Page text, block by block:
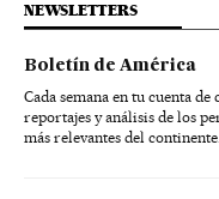
NEWSLETTERS
Boletín de América
Cada semana en tu cuenta
reportajes y análisis de los
más relevantes del continente.